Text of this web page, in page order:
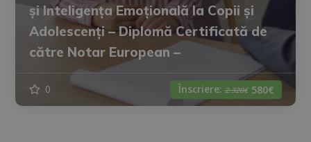
și Inteligența Emoțională la Copii și
Adolescenți – Diplomă Certificată de
către Notar European –
0 Înscriere:2.320€ 580€